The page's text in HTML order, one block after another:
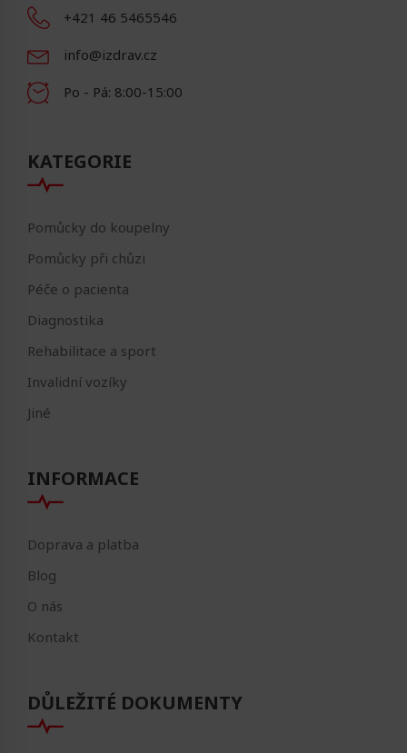
+421 46 5465546
info@izdrav.cz
Po - Pá: 8:00-15:00
KATEGORIE
Pomůcky do koupelny
Pomůcky při chůzi
Péče o pacienta
Diagnostika
Rehabilitace a sport
Invalidní vozíky
Jiné
INFORMACE
Doprava a platba
Blog
O nás
Kontakt
DŮLEŽITÉ DOKUMENTY